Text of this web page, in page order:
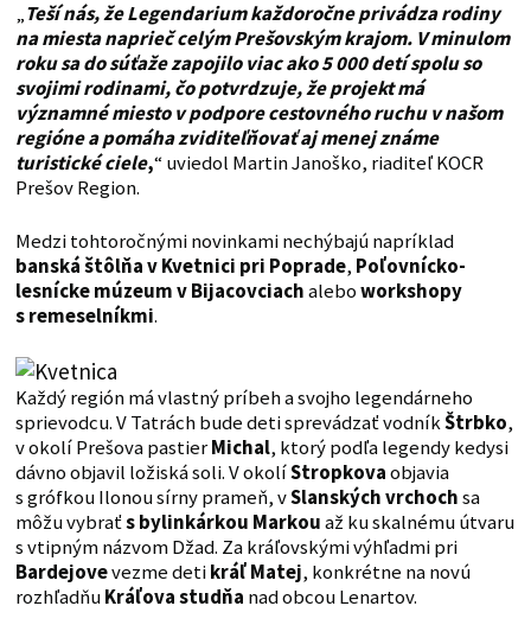
„Teší nás, že Legendarium každoročne privádza rodiny
na miesta naprieč celým Prešovským krajom. V minulom
roku sa do súťaže zapojilo viac ako 5 000 detí spolu so
svojimi rodinami, čo potvrdzuje, že projekt má
významné miesto v podpore cestovného ruchu v našom
regióne a pomáha zviditeľňovať aj menej známe
turistické ciele,“ uviedol Martin Janoško, riaditeľ KOCR
Prešov Region.
Medzi tohtoročnými novinkami nechýbajú napríklad
banskáštôlňa v Kvetnici pri Poprade, Poľovnícko-
lesnícke múzeum v Bijacovciachaleboworkshopy
s remeselníkmi.
Každý región má vlastný príbeh a svojho legendárneho
sprievodcu. V Tatrách bude deti sprevádzať vodníkŠtrbko,
v okolí Prešova pastierMichal, ktorý podľa legendy kedysi
dávno objavil ložiská soli. V okolíStropkovaobjavia
s grófkou Ilonou sírny prameň, vSlanských vrchochsa
môžu vybraťs bylinkárkou Markouaž ku skalnému útvaru
s vtipným názvom Džad. Za kráľovskými výhľadmi pri
Bardejovevezme detikráľ Matej, konkrétne na novú
rozhľadňuKráľova studňa nad obcou Lenartov.